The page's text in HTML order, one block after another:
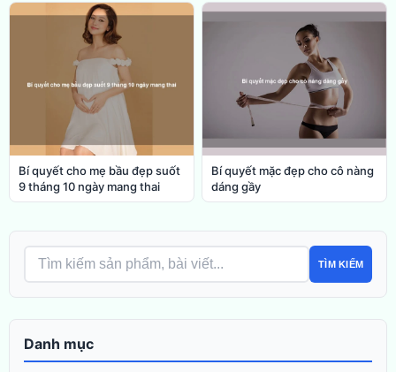
Bí quyết cho mẹ bầu đẹp suốt
9 tháng 10 ngày mang thai
Bí quyết mặc đẹp cho cô nàng
dáng gầy
TÌM KIẾM
Danh mục